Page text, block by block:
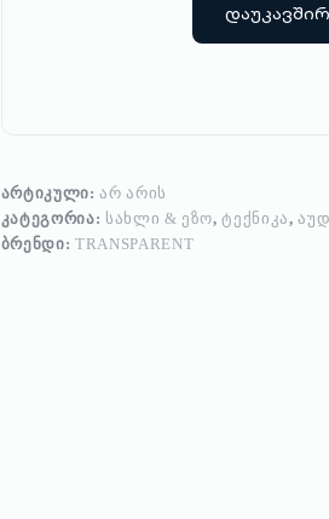
ᲐᲠᲢᲘᲙᲣᲚᲘ:ᲐᲠ ᲐᲠᲘᲡ
ᲙᲐᲢᲔᲒᲝᲠᲘᲐ: ᲡᲐᲮᲚᲘ & ᲔᲖᲝ,ᲢᲔᲥᲜᲘᲙᲐ,
ᲑᲠᲔᲜᲓᲘ: TRANSPARENT